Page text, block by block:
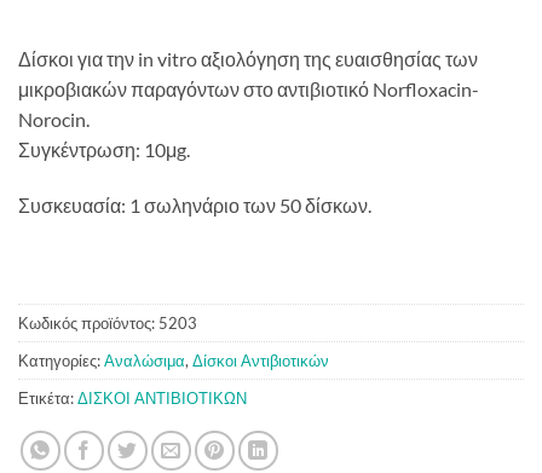
Δίσκοι για την in vitro αξιολόγηση της ευαισθησίας των
μικροβιακών παραγόντων στο αντιβιοτικό Norfloxacin-
Norocin.
Συγκέντρωση: 10μg.
Συσκευασία: 1 σωληνάριο των 50 δίσκων.
Κωδικός προϊόντος: 5203
Κατηγορίες:Αναλώσιμα, Δίσκοι Αντιβιοτικών
Ετικέτα:ΔΙΣΚΟΙ ΑΝΤΙΒΙΟΤΙΚΩΝ